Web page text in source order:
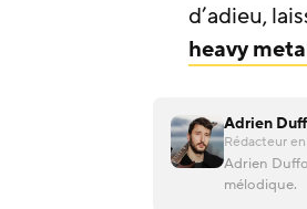
d’adieu,
heavy
Adrien
Rédacteur
Adrien
mélodique.